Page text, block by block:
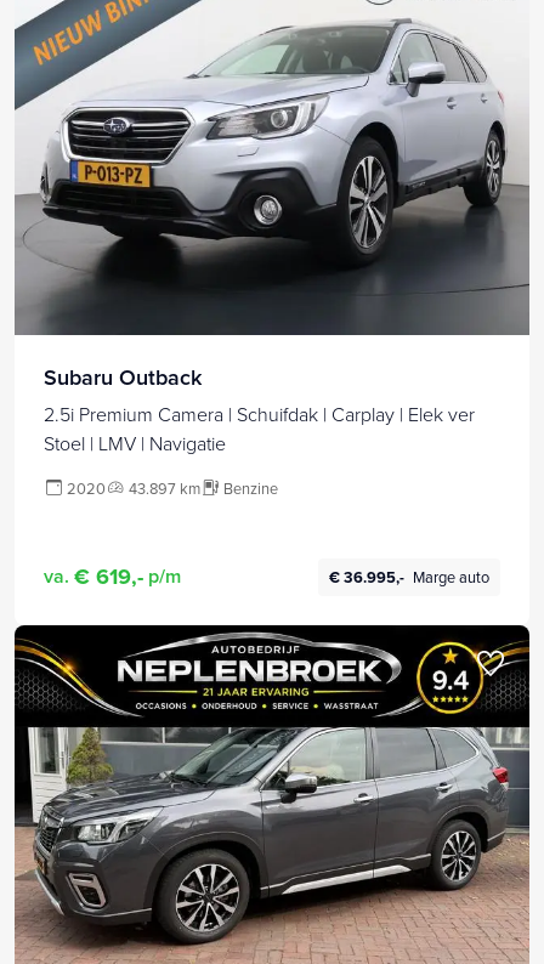
Subaru Outback
2.5i Premium Camera | Schuifdak | Carplay | Elek ver
Stoel | LMV | Navigatie
2020 43.897 km Benzine
va. € 619,- p/m € 36.995,- Marge auto